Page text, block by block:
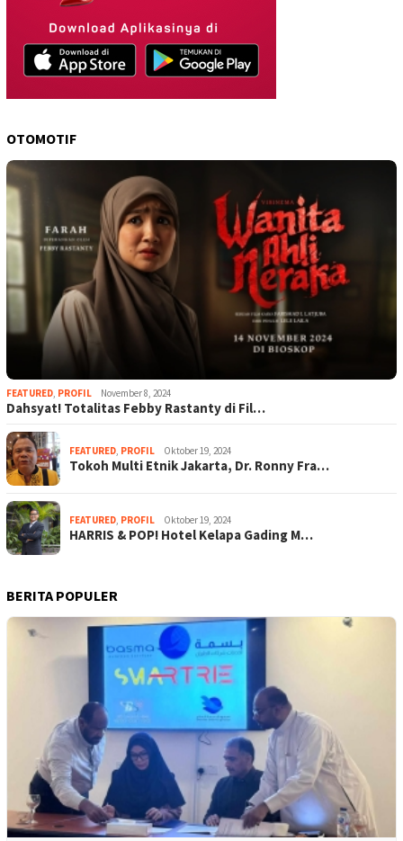
OTOMOTIF
FEATURED, PROFIL November 8, 2024
Dahsyat! Totalitas Febby Rastanty di Fil…
FEATURED, PROFIL Oktober 19, 2024
Tokoh Multi Etnik Jakarta, Dr. Ronny Fra…
FEATURED, PROFIL Oktober 19, 2024
HARRIS & POP! Hotel Kelapa Gading M…
BERITA POPULER